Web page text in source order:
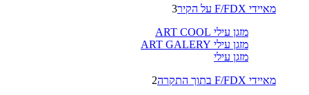
מאיידי F/FDX על הקיר
3
מזגן עילי ART COOL
מזגן עילי ART GALERY
מזגן עילי
מאיידי F/FDX בתוך התקרה
2